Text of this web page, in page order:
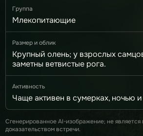
Группа
Млекопитающие
Размер и облик
Крупный олень; у взрослых
заметны ветвистые рога.
Активность
Чаще активен в сумерках, ночью
Сгенерированное AI-изображение; не
доказательством встречи.